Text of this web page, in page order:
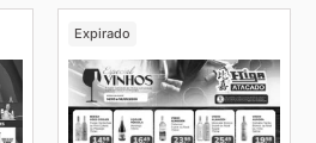
Expirado